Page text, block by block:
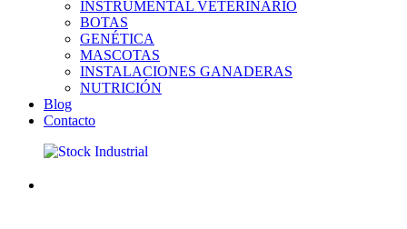
INSTRUMENTAL VETERINARIO
BOTAS
GENÉTICA
MASCOTAS
INSTALACIONES GANADERAS
NUTRICIÓN
Blog
Contacto